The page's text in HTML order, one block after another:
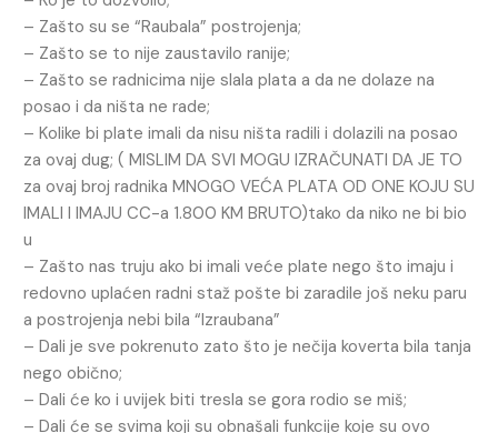
– Zašto su se “Raubala” postrojenja;
– Zašto se to nije zaustavilo ranije;
– Zašto se radnicima nije slala plata a da ne dolaze na
posao i da ništa ne rade;
– Kolike bi plate imali da nisu ništa radili i dolazili na posao
za ovaj dug; ( MISLIM DA SVI MOGU IZRAČUNATI DA JE TO
za ovaj broj radnika MNOGO VEĆA PLATA OD ONE KOJU SU
IMALI I IMAJU CC-a 1.800 KM BRUTO)tako da niko ne bi bio
u
– Zašto nas truju ako bi imali veće plate nego što imaju i
redovno uplaćen radni staž pošte bi zaradile još neku paru
a postrojenja nebi bila “Izraubana”
– Dali je sve pokrenuto zato što je nečija koverta bila tanja
nego obično;
– Dali će ko i uvijek biti tresla se gora rodio se miš;
– Dali će se svima koji su obnašali funkcije koje su ovo